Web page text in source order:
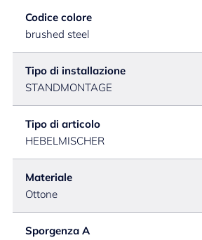
Codice colore
brushed steel
Tipo di installazione
STANDMONTAGE
Tipo di articolo
HEBELMISCHER
Materiale
Ottone
Sporgenza A